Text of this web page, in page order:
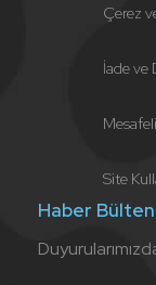
Çerez
İade ve
Site
Haber